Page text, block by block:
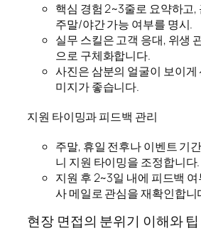
핵심 경험 2~3줄로 요약하고,
주말/야간 가능 여부를 명시.
실무 스킬은 고객 응대, 위생
으로 구체화합니다.
사진은 삼분의 얼굴이 보이게
미지가 좋습니다.
지원 타이밍과 피드백 관리
주말, 휴일 전후나 이벤트 기
니 지원 타이밍을 조정합니다.
지원 후 2~3일 내에 피드백
사 메일로 관심을 재확인합니
현장 면접의 분위기 이해와 팁